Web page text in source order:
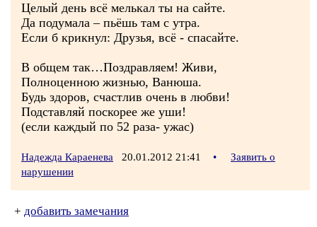
Целый день всё мелькал ты на сайте.
Да подумала – пьёшь там с утра.
Если б крикнул: Друзья, всё - спасайте.
В общем так…Поздравляем! Живи,
Полноценною жизнью, Ванюша.
Будь здоров, счастлив очень в любви!
Подставляй поскорее же уши!
(если каждый по 52 раза- ужас)
Надежда Караенева 20.01.2012 21:41 •
Заявить о
нарушении
+ добавить замечания